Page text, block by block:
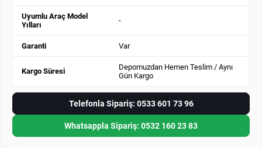
Uyumlu Araç Model
Yılları
-
Garanti Var
Kargo Süresi
Depomuzdan Hemen Teslim / Aynı
Gün Kargo
Telefonla Sipariş: 0533 601 73 96
Whatsappla Sipariş: 0532 160 23 83